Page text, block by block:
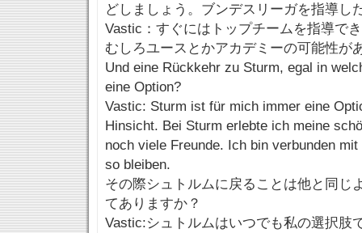
どしましょう。ブンデスリーガを指導し
Vastic：すぐにはトップチームを指導で
むしろユースとかアカデミーの可能性が
Und eine Rückkehr zu Sturm, egal in
eine Option?
Vastic: Sturm ist für mich immer eine
Hinsicht. Bei Sturm erlebte ich meine
noch viele Freunde. Ich bin verbunden
so bleiben.
その際シュトルムに戻ることは他と同じ
てありますか？
Vastic:シュトルムはいつでも私の選択肢